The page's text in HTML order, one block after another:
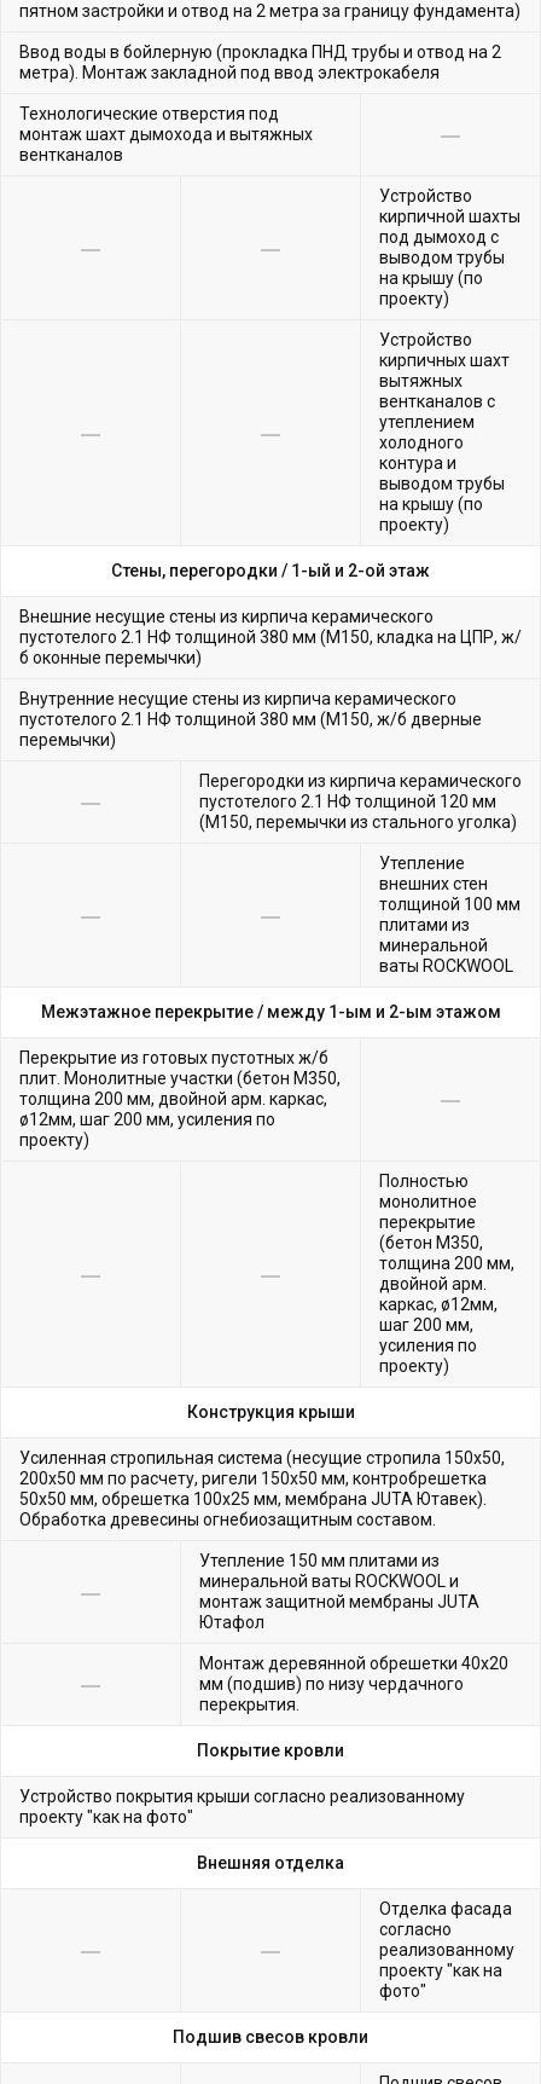
пятном застройки и отвод на 2 метра за границу фундамента)
Ввод воды в бойлерную (прокладка ПНД трубы и отвод на 2
метра). Монтаж закладной под ввод электрокабеля
Технологические отверстия под
монтаж шахт дымохода и вытяжных
вентканалов
Устройство
кирпичной шахты
под дымоход с
выводом трубы
на крышу (по
проекту)
Устройство
кирпичных шахт
вытяжных
вентканалов с
утеплением
холодного
контура и
выводом трубы
на крышу (по
проекту)
Стены, перегородки / 1-ый и 2-ой этаж
Внешние несущие стены из кирпича керамического
пустотелого 2.1 НФ толщиной 380 мм (М150, кладка на ЦПР, ж/
б оконные перемычки)
Внутренние несущие стены из кирпича керамического
пустотелого 2.1 НФ толщиной 380 мм (М150, ж/б дверные
перемычки)
Перегородки из кирпича керамического
пустотелого 2.1 НФ толщиной 120 мм
(М150, перемычки из стального уголка)
Утепление
внешних стен
толщиной 100 мм
плитами из
минеральной
ваты ROCKWOOL
Межэтажное перекрытие / между 1-ым и 2-ым этажом
Перекрытие из готовых пустотных ж/б
плит. Монолитные участки (бетон М350,
толщина 200 мм, двойной арм. каркас,
ø12мм, шаг 200 мм, усиления по
проекту)
Полностью
монолитное
перекрытие
(бетон М350,
толщина 200 мм,
двойной арм.
каркас, ø12мм,
шаг 200 мм,
усиления по
проекту)
Конструкция крыши
Усиленная стропильная система (несущие стропила 150х50,
200х50 мм по расчету, ригели 150х50 мм, контробрешетка
50х50 мм, обрешетка 100х25 мм, мембрана JUTA Ютавек).
Обработка древесины огнебиозащитным составом.
Утепление 150 мм плитами из
минеральной ваты ROCKWOOL и
монтаж защитной мембраны JUTA
Ютафол
Монтаж деревянной обрешетки 40х20
мм (подшив) по низу чердачного
перекрытия.
Покрытие кровли
Устройство покрытия крыши согласно реализованному
проекту "как на фото"
Внешняя отделка
Отделка фасада
согласно
реализованному
проекту "как на
фото"
Подшив свесов кровли